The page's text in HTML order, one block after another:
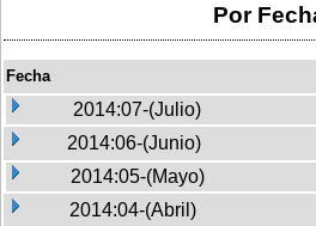
Por
Fecha
2014:07-(Julio)
2014:06-(Junio)
2014:05-(Mayo)
2014:04-(Abril)